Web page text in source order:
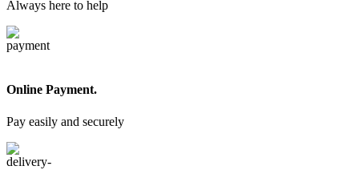
Always here to help
Online Payment.
Pay easily and securely